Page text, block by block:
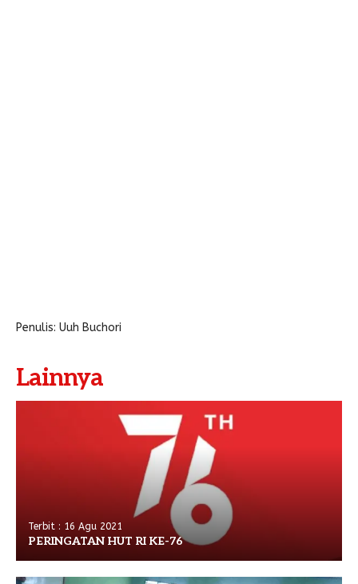
Penulis: Uuh Buchori
Lainnya
Terbit : 16 Agu 2021
PERINGATAN HUT RI KE-76